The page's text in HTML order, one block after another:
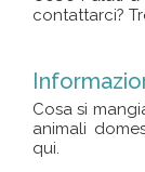
contattarci?
Cosa si
animali
qui.